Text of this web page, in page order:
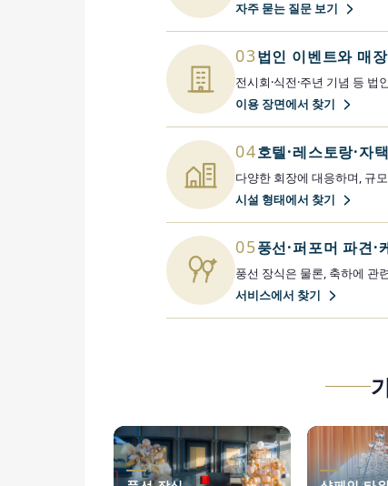
자주 묻는 질문 보기
03법인 이벤트와 매
전시회·식전·주년 기념 등
이용 장면에서 찾기
04호텔·레스토랑·자
다양한 회장에 대응하며, 규
시설 형태에서 찾기
05풍선·퍼포머 파견
풍선 장식은 물론, 축하에 관
서비스에서 찾기